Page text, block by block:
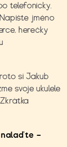
telefonicky.
jméno
herečky
si Jakub
svoje ukulele
nalaďte –